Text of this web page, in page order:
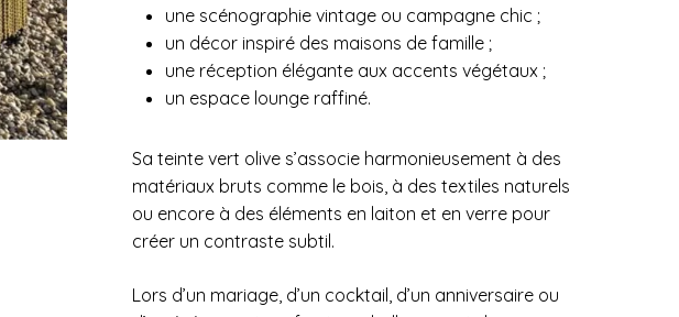
une scénographie vintage ou campagne chic ;
un décor inspiré des maisons de famille ;
une réception élégante aux accents végétaux ;
un espace lounge raffiné.
Sa teinte vert olive s’associe harmonieusement à des
matériaux bruts comme le bois, à des textiles naturels
ou encore à des éléments en laiton et en verre pour
créer un contraste subtil.
Lors d’un mariage, d’un cocktail, d’un anniversaire ou